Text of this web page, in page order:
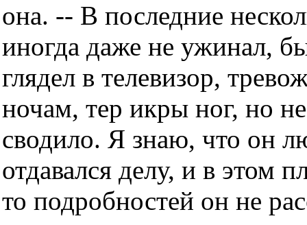
она. -- В последние
иногда даже не ужинал,
глядел в телевизор,
ночам, тер икры ног, но
сводило. Я знаю, что он
отдавался делу, и в этом
то подробностей он не